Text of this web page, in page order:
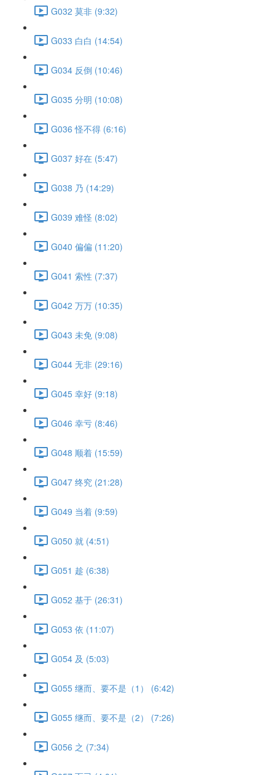
G032 莫非 (9:32)
G033 白白 (14:54)
G034 反倒 (10:46)
G035 分明 (10:08)
G036 怪不得 (6:16)
G037 好在 (5:47)
G038 乃 (14:29)
G039 难怪 (8:02)
G040 偏偏 (11:20)
G041 索性 (7:37)
G042 万万 (10:35)
G043 未免 (9:08)
G044 无非 (29:16)
G045 幸好 (9:18)
G046 幸亏 (8:46)
G048 顺着 (15:59)
G047 终究 (21:28)
G049 当着 (9:59)
G050 就 (4:51)
G051 趁 (6:38)
G052 基于 (26:31)
G053 依 (11:07)
G054 及 (5:03)
G055 继而、要不是（1） (6:42)
G055 继而、要不是（2） (7:26)
G056 之 (7:34)